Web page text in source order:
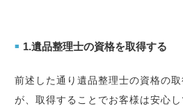
■ 1.遺品整理士の資格を取得する
前述した通り遺品整理士の資格の
が、取得することでお客様は安心